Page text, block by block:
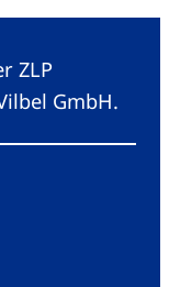
ZLP
GmbH.